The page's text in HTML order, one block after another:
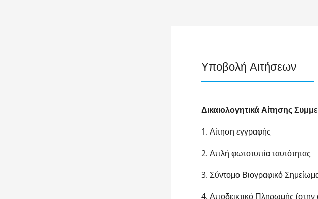
Υποβολή Αιτήσεων
Δικαιολογητικά Αίτησης
1. Αίτηση εγγραφής
2. Απλή φωτοτυπία ταυτότητας
3. Σύντομο Βιογραφικό
4. Αποδεικτικό Πληρωμής